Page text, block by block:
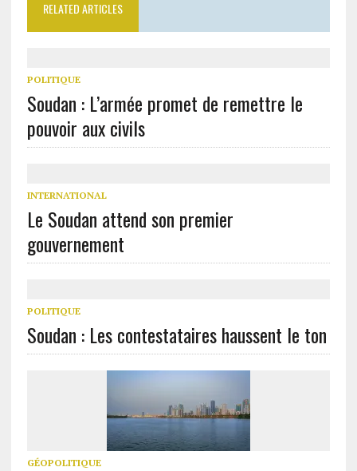
RELATED ARTICLES
POLITIQUE
Soudan : L’armée promet de remettre le
pouvoir aux civils
INTERNATIONAL
Le Soudan attend son premier
gouvernement
POLITIQUE
Soudan : Les contestataires haussent le ton
GÉOPOLITIQUE